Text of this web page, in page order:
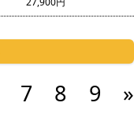
7 8 9 »